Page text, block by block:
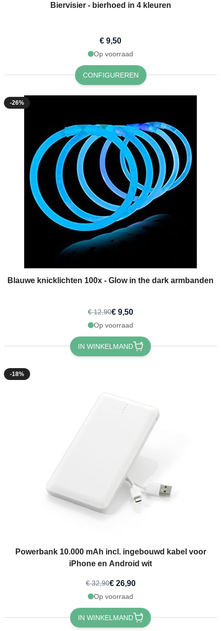
Biervisier - bierhoed in 4 kleuren
€ 9,50
Op voorraad
CONFIGUREREN
-26%
Blauwe knicklichten 100x - Glow in the dark armbanden
€ 12,90€ 9,50
Op voorraad
IN WINKELMAND
-18%
Powerbank 10.000 mAh incl. ingebouwd kabel voor
iPhone en Android wit
€ 32,90€ 26,90
Op voorraad
IN WINKELMAND